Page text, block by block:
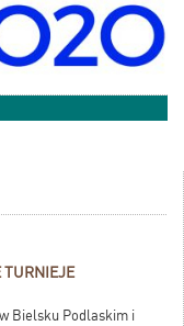
TURNIEJE
Bielsku Podlaskim i